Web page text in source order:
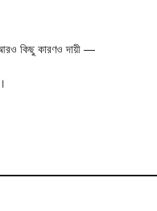
কিছু কারণও দায়ী —